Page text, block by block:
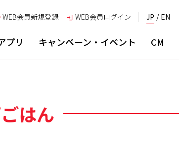
WEB会員新規登録 WEB会員ログイン JP EN
プリ キャンペーン・イベント CM
はん